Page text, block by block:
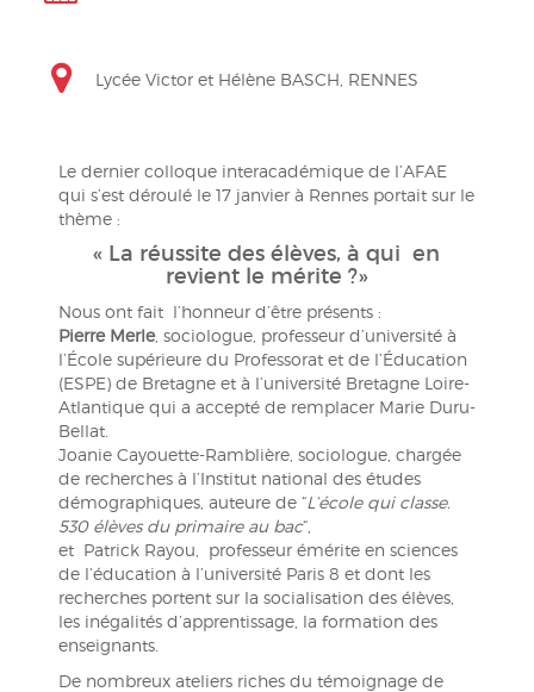
Lycée Victor et Hélène BASCH, RENNES
Le dernier colloque interacadémique de l’AFAE
qui s’est déroulé le 17 janvier à Rennes portait sur le
thème :
« La réussite des élèves, à qui en
revient le mérite ?»
Nous ont fait l’honneur d’être présents :
Pierre Merle, sociologue, professeur d’université à
l’École supérieure du Professorat et de l’Éducation
(ESPE) de Bretagne et à l’université Bretagne Loire-
Atlantique qui a accepté de remplacer Marie Duru-
Bellat.
Joanie Cayouette-Ramblière, sociologue, chargée
de recherches à l’Institut national des études
démographiques, auteure de “L’école qui classe.
530 élèves du primaire au bac“,
et Patrick Rayou, professeur émérite en sciences
de l’éducation à l’université Paris 8 et dont les
recherches portent sur la socialisation des élèves,
les inégalités d’apprentissage, la formation des
enseignants.
De nombreux ateliers riches du témoignage de